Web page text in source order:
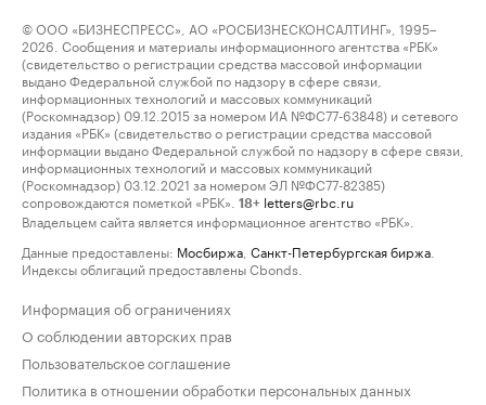
© ООО «БИЗНЕСПРЕСС», АО «РОСБИЗНЕСКОНСАЛТИНГ», 1995–
2026. Сообщения и материалы информационного агентства «РБК»
(свидетельство о регистрации средства массовой информации
выдано Федеральной службой по надзору в сфере связи,
информационных технологий и массовых коммуникаций
(Роскомнадзор) 09.12.2015 за номером ИА №ФС77-63848) и сетевого
издания «РБК» (свидетельство о регистрации средства массовой
информации выдано Федеральной службой по надзору в сфере связи,
информационных технологий и массовых коммуникаций
(Роскомнадзор) 03.12.2021 за номером ЭЛ №ФС77-82385)
сопровождаются пометкой «РБК».
18+ letters@rbc.ru
Владельцем сайта является информационное агентство «РБК».
Данные предоставлены: Мосбиржа Санкт-Петербургская биржа
Индексы облигаций предоставлены Cbonds.
Информация об ограничениях
О соблюдении авторских прав
Пользовательское соглашение
Политика в отношении обработки персональных данных